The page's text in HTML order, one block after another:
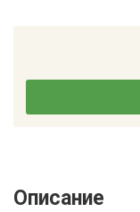
Описание